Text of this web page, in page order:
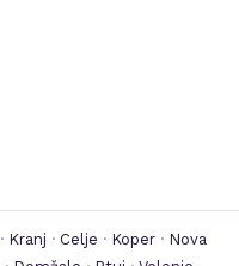
· Kranj · Celje · Koper · Nova